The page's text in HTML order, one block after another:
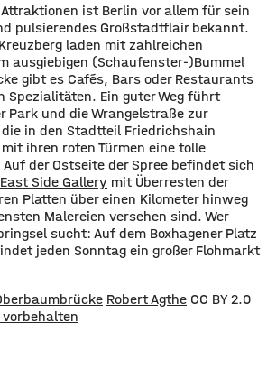
Attraktionen ist Berlin vor allem für sein
pulsierendes Großstadtflair bekannt.
laden mit zahlreichen
ausgiebigen (Schaufenster-)Bummel
gibt es Cafés, Bars oder Restaurants
Spezialitäten. Ein guter Weg führt
Park und die Wrangelstraße zur
in den Stadtteil Friedrichshain
ihren roten Türmen eine tolle
der Ostseite der Spree befindet sich
East Side Gallery mit Überresten der
Platten über einen Kilometer hinweg
Malereien versehen sind. Wer
sucht: Auf dem Boxhagener Platz
jeden Sonntag ein großer Flohmarkt
Robert Agthe CC BY 2.0